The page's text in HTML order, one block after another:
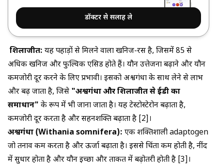
डॉक्टर से सलाह ले
शिलाजीत: यह पहाड़ों से मिलने वाला खनिज-रस है, जिसमें 85 से
अधिक खनिज और फुल्विक एसिड होते हैं। यौन उत्तेजना बढ़ाने और यौन
कमजोरी दूर करने के लिए प्रभावी। इसको अश्वगंधा के साथ लेने से लाभ
और बढ़ जाता है, जिसे "अश्वगंधा और शिलाजीत से ईडी का
समाधान" के रूप में भी जाना जाता है। यह टेस्टोस्टेरोन बढ़ाता है,
कमजोरी दूर करता है और सहनशक्ति बढ़ाता है [2]।
अश्वगंधा (Withania somnifera): एक शक्तिशाली adaptogen
जो तनाव कम करता है और ऊर्जा बढ़ाता है। इससे चिंता कम होती है, नींद
में सुधार होता है और यौन इच्छा और ताकत में बढ़ोतरी होती है [3]।